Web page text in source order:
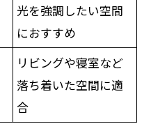
光を強調したい空間
におすすめ
リビングや寝室など
落ち着いた空間に適
合